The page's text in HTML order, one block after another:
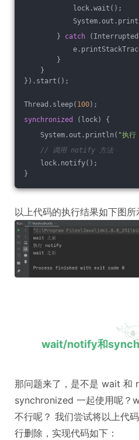
lock.wait();
} catch
}
}
}).start();
Thread.sleep( 100);
synchronized
(lock) {
System.out.println( "执
// 调用 notify 方法
lock.notify();
}
以上代码的执行结果如下图所
wait/notify和
那问题来了，是不是 wait 和
synchronized 一起使用呢？
不行呢？ 我们尝试将以上代
行删除，实现代码如下：